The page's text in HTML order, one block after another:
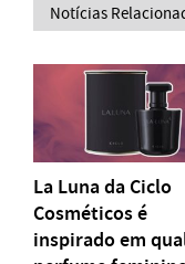
Notícias
La Luna da Ciclo
Cosméticos é
inspirado em